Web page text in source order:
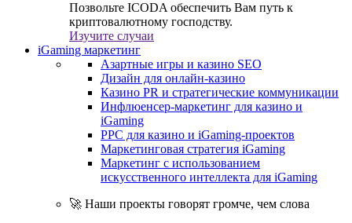
Позвольте ICODA обеспечить Вам путь к
криптовалютному господству.
Изучите случаи
iGaming маркетинг
Азартные игры и казино SEO
Дизайн для онлайн-казино
Казино PR и стратегические коммуникации
Инфлюенсер-маркетинг для казино и
iGaming
PPC для казино и iGaming-проектов
Маркетинговая стратегия iGaming
Маркетинг с использованием
искусственного интеллекта для iGaming
🚀 Наши проекты говорят громче, чем слова